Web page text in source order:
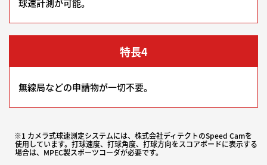
球速計測が可能。
特長4
無線局などの申請物が一切不要。
※1 カメラ式球速測定システムには、株式会社ディテクトのSpeed Camを
使用しています。打球速度、打球角度、打球方向をスコアボードに表示する
場合は、MPEC製スポーツコーダが必要です。